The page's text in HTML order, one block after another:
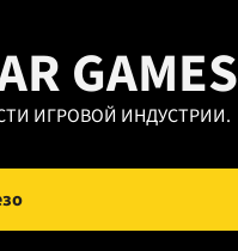
GAMES
ИГРОВОЙ ИНДУСТРИИ.